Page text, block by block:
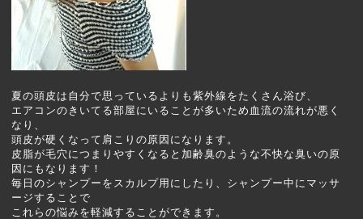
夏の頭皮は自分で思っているよりも紫外線をたくさん浴び、
エアコンのきいてる部屋にいることが多いため血流の流れが悪く
なり、
頭皮が硬くなって肩こりの原因になります。
皮脂が毛穴につまりやすくなると加齢臭のような不快な臭いの原
因にもなります！
毎日のシャンプーをスカルプ用にしたり、シャンプー中にマッサ
ージすることで
これらの悩みを軽減することができます。